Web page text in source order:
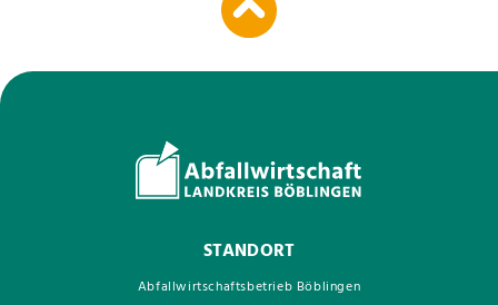
STANDORT
Abfallwirtschaftsbetrieb Böblingen